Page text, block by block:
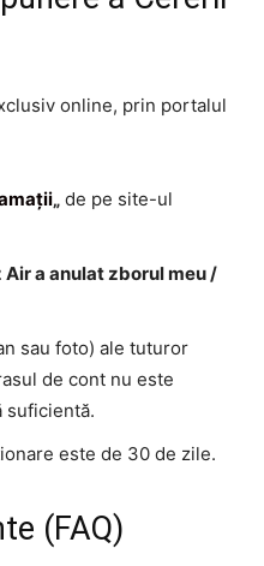
online, prin portalul
„ de pe site-ul
Air a anulat zborul meu /
sau foto) ale tuturor
de cont nu este
suficientă.
este de 30 de zile.
(FAQ)